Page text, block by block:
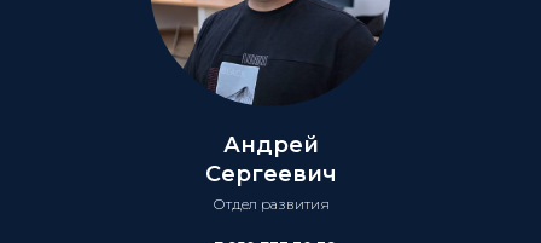
Андрей
Сергеевич
Отдел развития